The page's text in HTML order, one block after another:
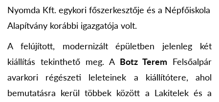
Nyomda Kft. egykori főszerkesztője és a Népfőiskola
Alapítvány korábbi igazgatója volt.
A felújított, modernizált épületben jelenleg két
kiállítás tekinthető meg. A Botz Terem Felsőalpár
avarkori régészeti leleteinek a kiállítótere, ahol
bemutatásra kerül többek között a Lakitelek és a